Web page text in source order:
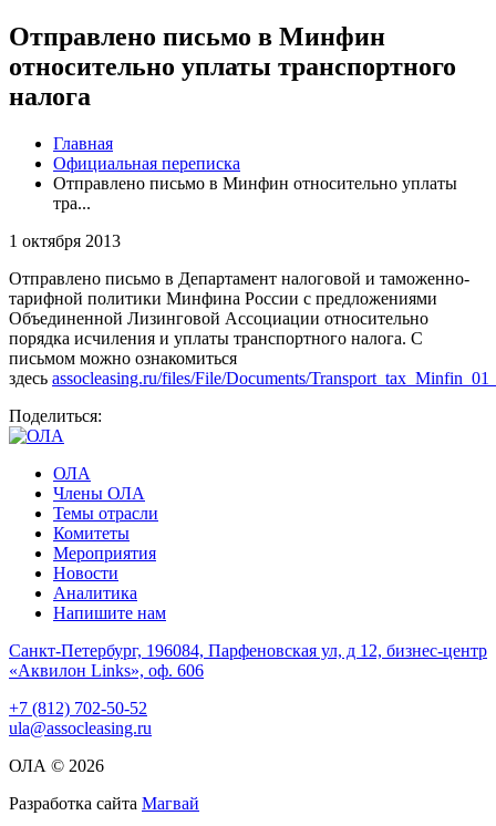
Отправлено письмо в Минфин
относительно уплаты транспортного
налога
Главная
Официальная переписка
Отправлено письмо в Минфин относительно уплаты
тра...
1 октября 2013
Отправлено письмо в Департамент налоговой и таможенно-
тарифной политики Минфина России с предложениями
Объединенной Лизинговой Ассоциации относительно
порядка исчиления и уплаты транспортного налога. С
письмом можно ознакомиться
здесь assocleasing.ru/files/File/Documents/
Поделиться:
ОЛА
Члены ОЛА
Темы отрасли
Комитеты
Мероприятия
Новости
Аналитика
Напишите нам
Санкт-Петербург, 196084, Парфеновская ул, д 12, бизнес-центр
«Аквилон Links», оф. 606
+7 (812) 702-50-52
ula@assocleasing.ru
ОЛА © 2026
Разработка сайта Магвай